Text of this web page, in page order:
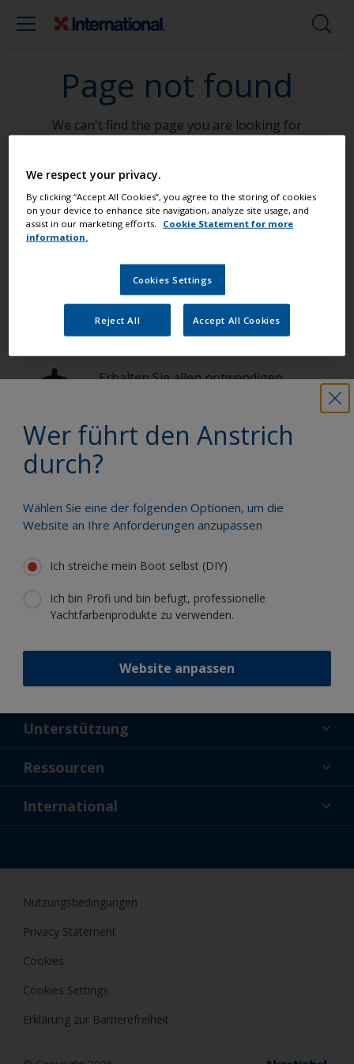
Page not found
We can't find the page you are looking for
Go To Home
Wer führt den Anstrich
durch?
Wählen Sie eine der folgenden Optionen, um die
Website an Ihre Anforderungen anzupassen
Ich streiche mein Boot selbst (DIY)
Ich bin Profi und bin befugt, professionelle
Yachtfarbenprodukte zu verwenden.
Website anpassen
Streichen Sie Ihr Boot wie ein Profi
Finden Sie die besten Produkte, um Ihr
Boot in einem großartigem Zustand zu
erhalten
Erhalten Sie allen notwendigen
Profitieren Sie von unserer ständigen
wissenschaftlichen Know-how
Folgen Sie International:
Unterstützung
Über uns
Ressourcen
Aktuelles
International
Nutzungsbedingungen
Privacy Statement
Cookies
Cookies Settings
Erklärung zur Barrierefreiheit
We respect your privacy.
By clicking “Accept All Cookies”, you agree to the storing of cookies
on your device to enhance site navigation, analyze site usage, and
assist in our marketing efforts.
Cookie Statement for more
information.
Cookies Settings
Reject All Accept All Cookies